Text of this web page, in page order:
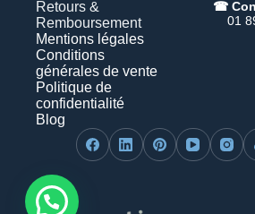
Retours &
Remboursement
Mentions légales
Conditions
générales de vente
Politique de
confidentialité
Blog
☎︎
01